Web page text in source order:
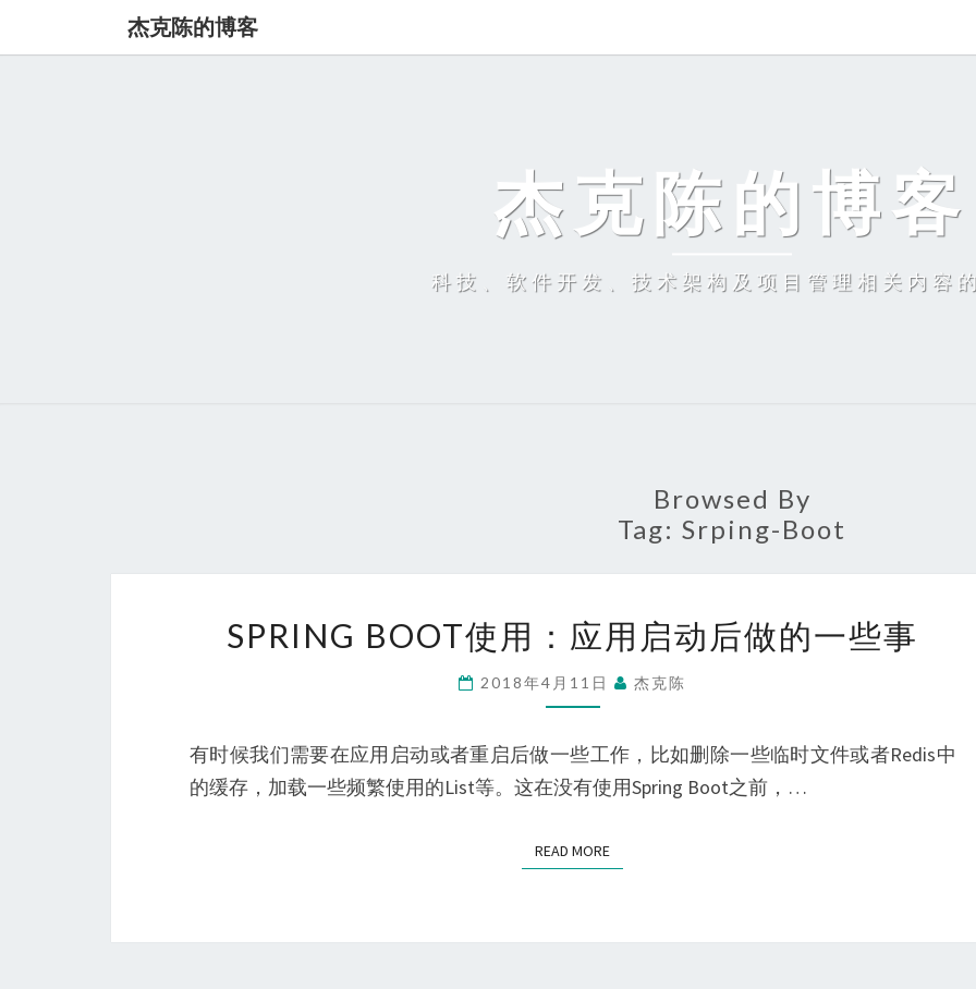
杰克陈的博客
杰克陈的博客
科技、软件开发、技术架构及项目管理相关内容
Browsed By
Tag: Srping-Boot
BOOT
使
用：
应
用
启
后
SPRING BOOT使用：应用启动后做的一些事
2018年4月11日 杰克陈
有时候我们需要在应用启动或者重启后做一些工作，比如删除一些临时文件或者Redis中
的缓存，加载一些频繁使用的List等。这在没有使用Spring Boot之前，…
READ MOREREAD MORE